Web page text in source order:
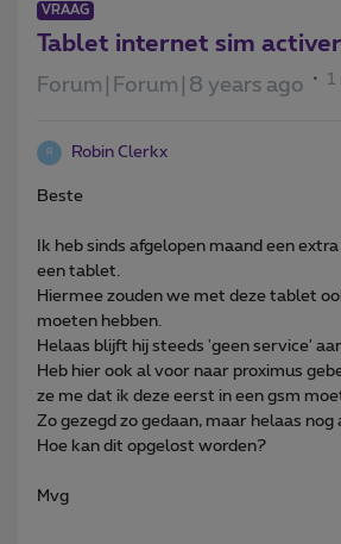
VRAAG
Tablet internet sim
Forum|Forum|8 years ago 1
R Robin Clerkx
Beste
Ik heb sinds afgelopen maand een
een tablet.
Hiermee zouden we met deze tablet
moeten hebben.
Helaas blijft hij steeds 'geen service'
Heb hier ook al voor naar proximus
ze me dat ik deze eerst in een gsm
Zo gezegd zo gedaan, maar helaas nog
Hoe kan dit opgelost worden?
Mvg